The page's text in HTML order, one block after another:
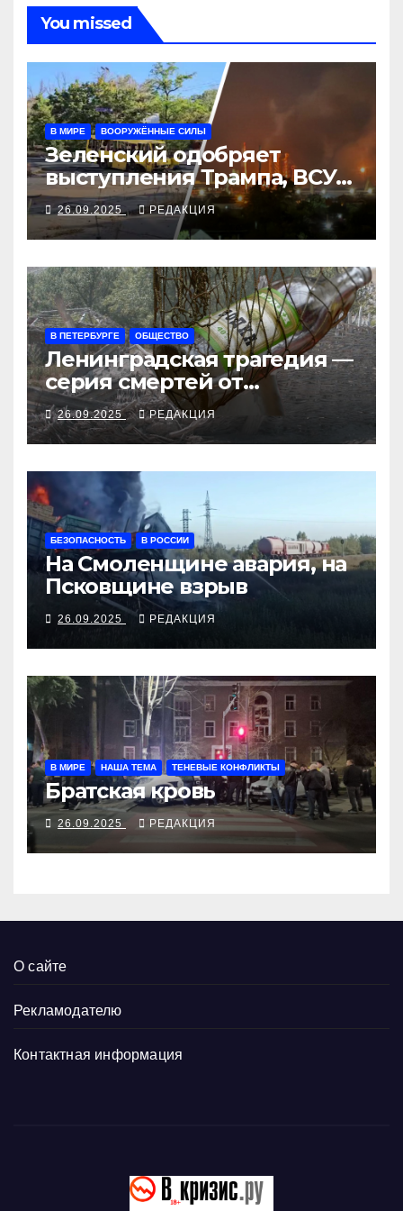
You missed
В МИРЕ ВООРУЖЁННЫЕ СИЛЫ
Зеленский одобряет
выступления Трампа, ВСУ
закрыли Добропольский
рубеж
26.09.2025 РЕДАКЦИЯ
В ПЕТЕРБУРГЕ ОБЩЕСТВО
Ленинградская трагедия —
серия смертей от
алкосуррогата
26.09.2025 РЕДАКЦИЯ
БЕЗОПАСНОСТЬ В РОССИИ
На Смоленщине авария, на
Псковщине взрыв
26.09.2025 РЕДАКЦИЯ
В МИРЕ НАША ТЕМА ТЕНЕВЫЕ КОНФЛИКТЫ
Братская кровь
26.09.2025 РЕДАКЦИЯ
О сайте
Рекламодателю
Контактная информация